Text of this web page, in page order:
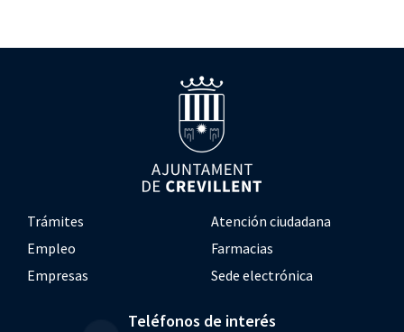
Trámites
Atención ciudadana
Empleo
Farmacias
Empresas
Sede electrónica
Teléfonos de interés